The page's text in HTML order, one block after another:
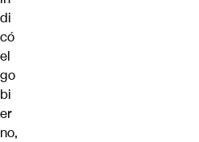
di
có
el
go
bi
er
no,